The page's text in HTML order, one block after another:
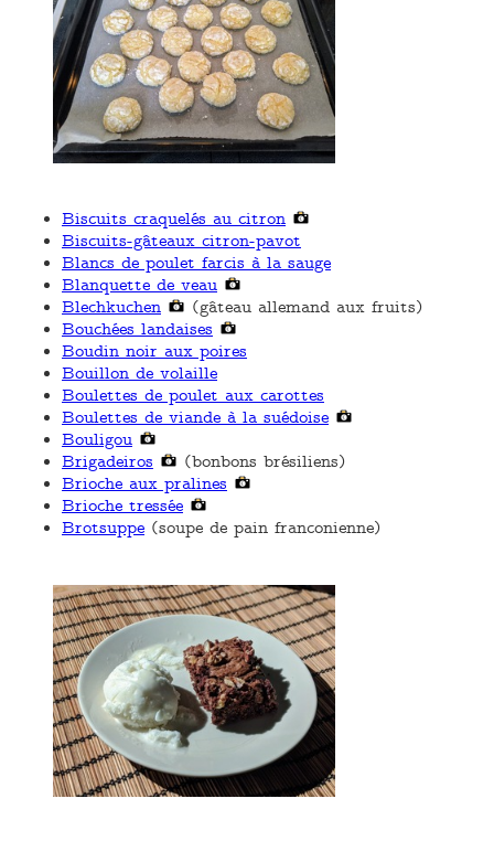
Biscuits craquelés au citron
Biscuits-gâteaux citron-pavot
Blancs de poulet farcis à la sauge
Blanquette de veau
Blechkuchen
(gâteau allemand aux fruits)
Bouchées landaises
Boudin noir aux poires
Bouillon de volaille
Boulettes de poulet aux carottes
Boulettes de viande à la suédoise
Bouligou
Brigadeiros
(bonbons brésiliens)
Brioche aux pralines
Brioche tressée
Brotsuppe (soupe de pain franconienne)